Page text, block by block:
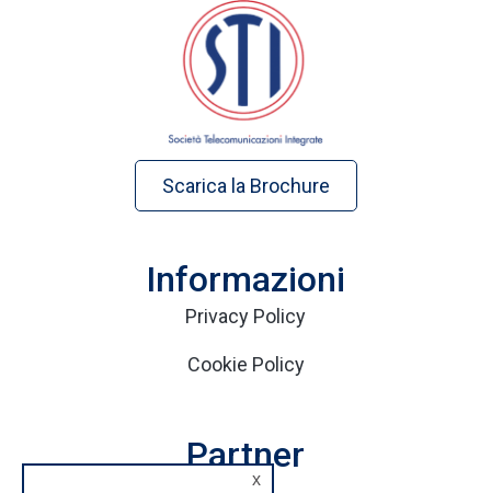
Scarica la Brochure
Informazioni
Privacy Policy
Cookie Policy
Partner
x